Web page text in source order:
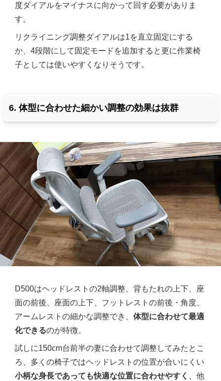
度ダイアルをマイナスに向かって回す必要がありま
す。
リクライニング調整ダイアルは1を直立固定にする
か、4段階にして固定モードを追加すると更に作業椅
子としては使いやすくなりそうです。
6. 体型に合わせた細かい調整の効果は抜群
D500はヘッドレストの2軸調整、背もたれの上下、座
面の前後、座面の上下、フットレストの前後・角度、
アームレストの細かな調整でき、 体型に合わせて最適
化できるのが特徴。
試しに150cm台前半の妻に合わせて調整してみたとこ
ろ、多くの椅子ではヘッドレストの位置が合いにくい
小柄な身長であっても快適な位置に合わせやすく
、他